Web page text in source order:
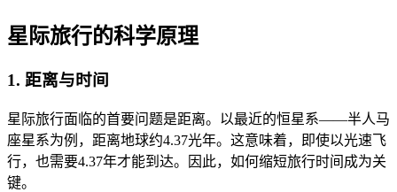
星际旅行的科学原理
1. 距离与时间
星际旅行面临的首要问题是距离。以最近的恒星系——半人马
座星系为例，距离地球约4.37光年。这意味着，即使以光速飞
行，也需要4.37年才能到达。因此，如何缩短旅行时间成为关
键。